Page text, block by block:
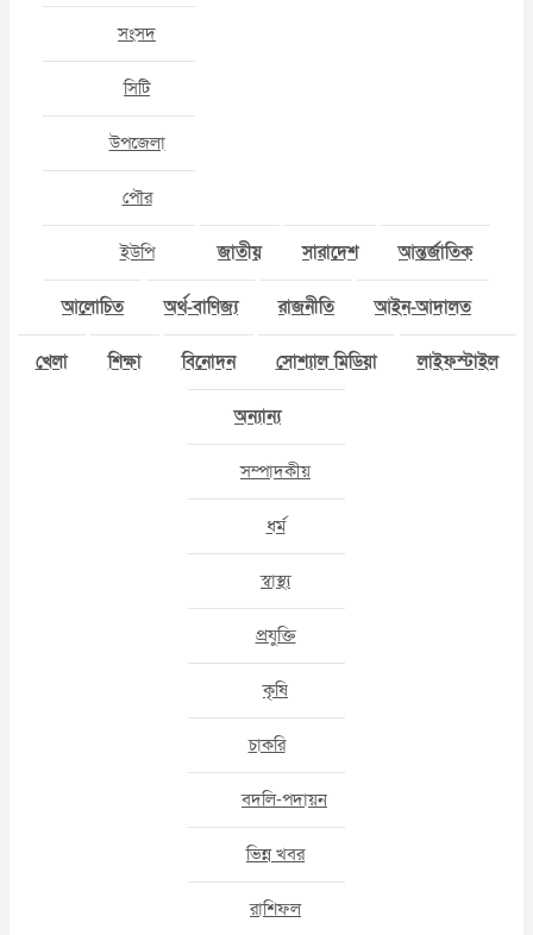
সংসদ
সিটি
উপজেলা
পৌর
ইউপি জাতীয় সারাদেশ আন্তর্জাতিক
আলোচিত অর্থ-বাণিজ্য রাজনীতি আইন-আদালত
খেলা শিক্ষা বিনোদন সোশ্যাল মিডিয়া লাইফস্টাইল
অন্যান্য
সম্পাদকীয়
ধর্ম
স্বাস্থ্য
প্রযুক্তি
কৃষি
চাকরি
বদলি-পদায়ন
ভিন্ন খবর
রাশিফল